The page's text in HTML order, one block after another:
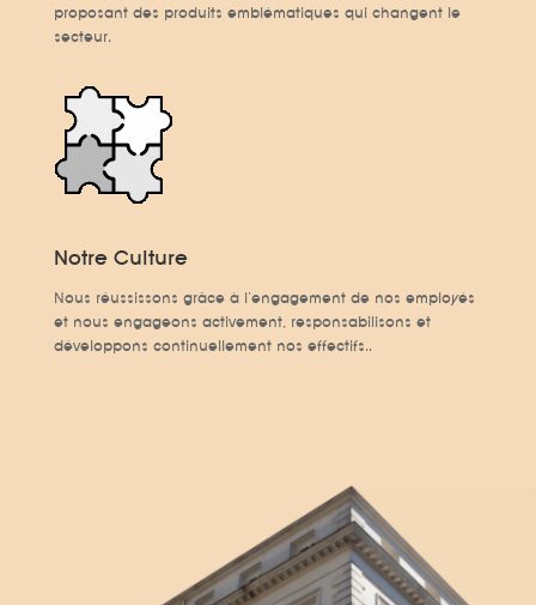
proposant des produits emblématiques qui changent le
secteur.
Notre Culture
Nous réussissons grâce à l’engagement de nos employés
et nous engageons activement, responsabilisons et
développons continuellement nos effectifs..